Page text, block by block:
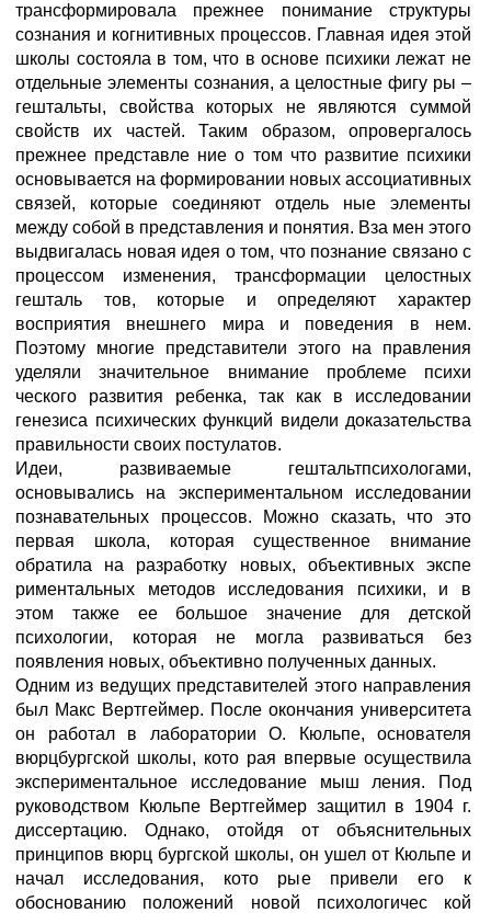
трансформировала прежнее понимание структуры
сознания и когнитивных процессов. Главная идея этой
школы состояла в том, что в основе психики лежат не
отдельные элементы сознания, а целостные фигу ры –
гештальты, свойства которых не являются суммой
свойств их частей. Таким образом, опровергалось
прежнее представле ние о том что развитие психики
основывается на формировании новых ассоциативных
связей, которые соединяют отдель ные элементы
между собой в представления и понятия. Вза мен этого
выдвигалась новая идея о том, что познание связано с
процессом изменения, трансформации целостных
гешталь тов, которые и определяют характер
восприятия внешнего мира и поведения в нем.
Поэтому многие представители этого на правления
уделяли значительное внимание проблеме психи
ческого развития ребенка, так как в исследовании
генезиса психических функций видели доказательства
правильности своих постулатов.
Идеи, развиваемые гештальтпсихологами,
основывались на экспериментальном исследовании
познавательных процессов. Можно сказать, что это
первая школа, которая существенное внимание
обратила на разработку новых, объективных экспе
риментальных методов исследования психики, и в
этом также ее большое значение для детской
психологии, которая не могла развиваться без
появления новых, объективно полученных данных.
Одним из ведущих представителей этого направления
был Макс Вертгеймер. После окончания университета
он работал в лаборатории О. Кюльпе, основателя
вюрцбургской школы, кото рая впервые осуществила
экспериментальное исследование мыш ления. Под
руководством Кюльпе Вертгеймер защитил в 1904 г.
диссертацию. Однако, отойдя от объяснительных
принципов вюрц бургской школы, он ушел от Кюльпе и
начал исследования, кото рые привели его к
обоснованию положений новой психологичес кой